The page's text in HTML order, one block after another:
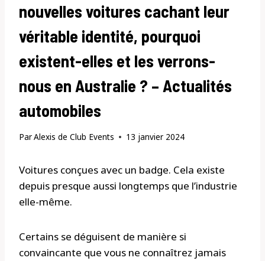
nouvelles voitures cachant leur
véritable identité, pourquoi
existent-elles et les verrons-
nous en Australie ? – Actualités
automobiles
ParAlexis de Club Events 13 janvier 2024
Voitures conçues avec un badge. Cela existe
depuis presque aussi longtemps que l’industrie
elle-même.
Certains se déguisent de manière si
convaincante que vous ne connaîtrez jamais